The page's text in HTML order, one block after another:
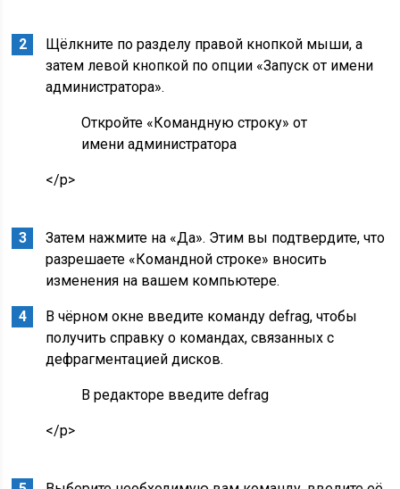
Щёлкните по разделу правой кнопкой мыши, а
затем левой кнопкой по опции «Запуск от имени
администратора».
Откройте «Командную строку» от
имени администратора
</p>
Затем нажмите на «Да». Этим вы подтвердите, что
разрешаете «Командной строке» вносить
изменения на вашем компьютере.
В чёрном окне введите команду defrag, чтобы
получить справку о командах, связанных с
дефрагментацией дисков.
В редакторе введите defrag
</p>